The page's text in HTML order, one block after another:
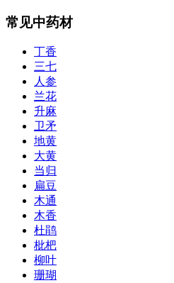
常见中药材
丁香
三七
人参
兰花
升麻
卫矛
地黄
大黄
当归
扁豆
木通
木香
杜鹃
枇杷
柳叶
珊瑚